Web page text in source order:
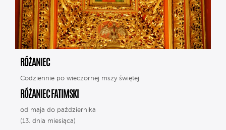
RÓŻANIEC
Codziennie po wieczornej mszy świętej
RÓŻANIEC FATIMSKI
od maja do października
(13. dnia miesiąca)